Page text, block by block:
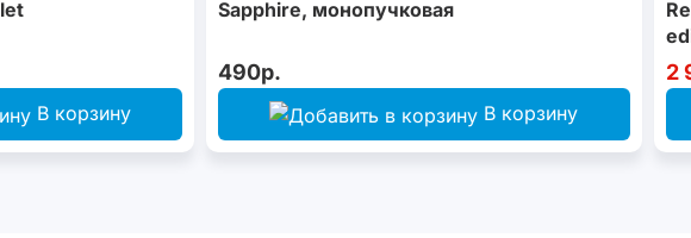
В корзину
Sapphire, монопучковая
490р.
В корзину
2